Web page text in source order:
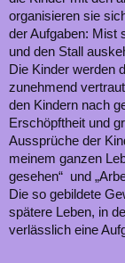
organisieren sie
der Aufgaben: Mist
und den Stall
Die Kinder werden
zunehmend
den Kindern nach
Erschöpftheit und
Aussprüche der
meinem ganzen
gesehen“ und
Die so gebildete
spätere Leben, in
verlässlich eine